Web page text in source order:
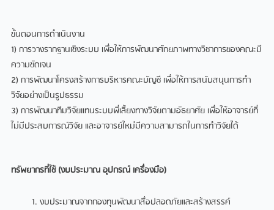
ขั้นตอนการดำเนินงาน
1) การวางรากฐานเชิงระบบ เพื่อให้การพัฒนาศักยภาพทางวิชาการของคณะมี
ความชัดเจน
2) การพัฒนาโครงสร้างการบริหารคณะบัญชี เพื่อให้การสนับสนุนการทำ
วิจัยอย่างเป็นรูปธรรม
3) การพัฒนาทีมวิจัยแทนระบบพี่เลี้ยงทางวิจัยตามอัธยาศัย เพื่อให้อาจารย์ที่
ไม่มีประสบการณ์วิจัย และอาจารย์ใหม่มีความสามารถในการทำวิจัยได้
ทรัพยากรที่ใช้(งบประมาณ อุปกรณ์ เครื่องมือ)
งบประมาณจากกองทุนพัฒนาสื่อปลอดภัยและสร้างสรรค์